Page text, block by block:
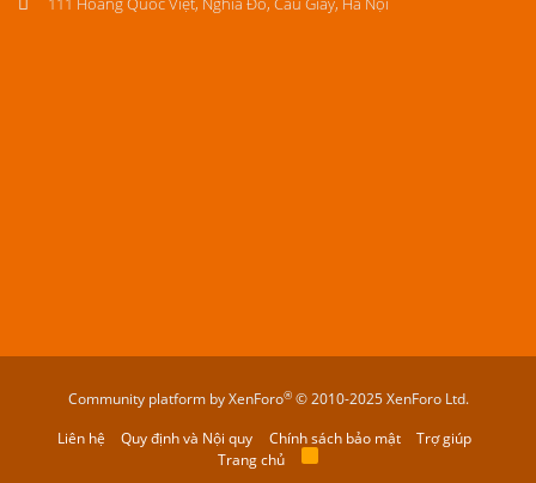
Community platform by XenForo® © 2010-2025 XenForo Ltd.
Liên hệ
Quy định và Nội quy Chính sách bảo mật
Trợ giúp
Trang chủ